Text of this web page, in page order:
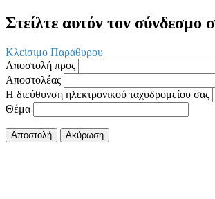
Στείλτε αυτόν τον σύνδεσμο
Κλείσιμο Παράθυρου
Αποστολή προς
Αποστολέας
Η διεύθυνση ηλεκτρονικού ταχυδρομείου σας
Θέμα
Αποστολή Ακύρωση